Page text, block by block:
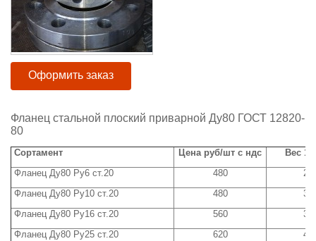
Оформить заказ
Фланец стальной плоский приварной Ду80 ГОСТ 12820-
80
Сортамент Цена руб/шт с ндс
Вес 1
Фланец Ду80 Ру6 ст.20
480
Фланец Ду80 Ру10 ст.20
480
Фланец Ду80 Ру16 ст.20
560
Фланец Ду80 Ру25 ст.20
620